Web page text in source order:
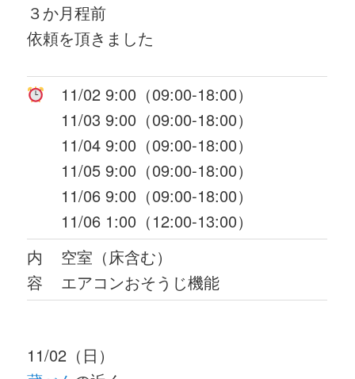
３か月程前
依頼を頂きました
11/02 9:00（09:00-18:00）
11/03 9:00（09:00-18:00）
11/04 9:00（09:00-18:00）
11/05 9:00（09:00-18:00）
11/06 9:00（09:00-18:00）
11/06 1:00（12:00-13:00）
内
容
空室（床含む）
エアコンおそうじ機能
11/02（日）